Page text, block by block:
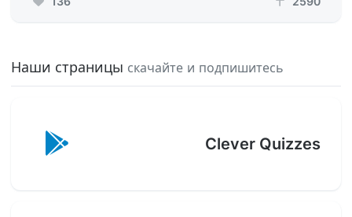
Наши страницы скачайте и подпишитесь
Clever Quizzes